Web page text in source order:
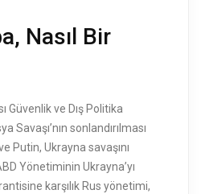
Nasıl Bir
Güvenlik ve Dış Politika
Savaşı’nın sonlandırılması
Putin, Ukrayna savaşını
Yönetiminin Ukrayna’yı
karşılık Rus yönetimi,